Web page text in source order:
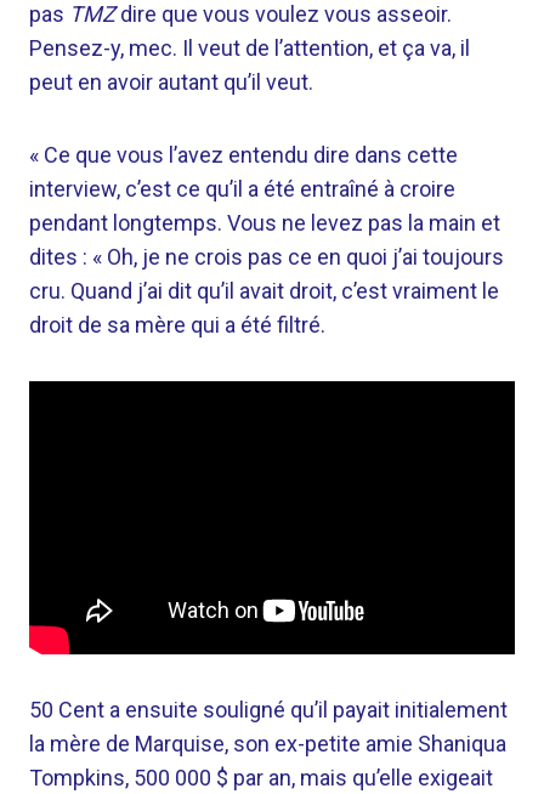
pas TMZdire que vous voulez vous asseoir.
Pensez-y, mec. Il veut de l’attention, et ça va, il
peut en avoir autant qu’il veut.
« Ce que vous l’avez entendu dire dans cette
interview, c’est ce qu’il a été entraîné à croire
pendant longtemps. Vous ne levez pas la main et
dites : « Oh, je ne crois pas ce en quoi j’ai toujours
cru. Quand j’ai dit qu’il avait droit, c’est vraiment le
droit de sa mère qui a été filtré.
50 Cent a ensuite souligné qu’il payait initialement
la mère de Marquise, son ex-petite amie Shaniqua
Tompkins, 500 000 $ par an, mais qu’elle exigeait